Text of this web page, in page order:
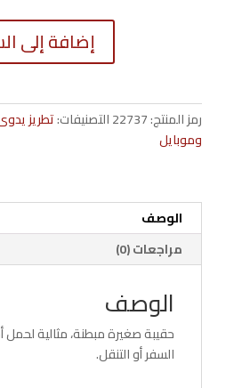
إضافة إلى
رمز المنتج:22737التصنيفات:تطريز
وموبايل
الوصف
مراجعات (0)
الوصف
حقيبة صغيرة مبطنة، مثالية لحمل
السفر أو التنقل.